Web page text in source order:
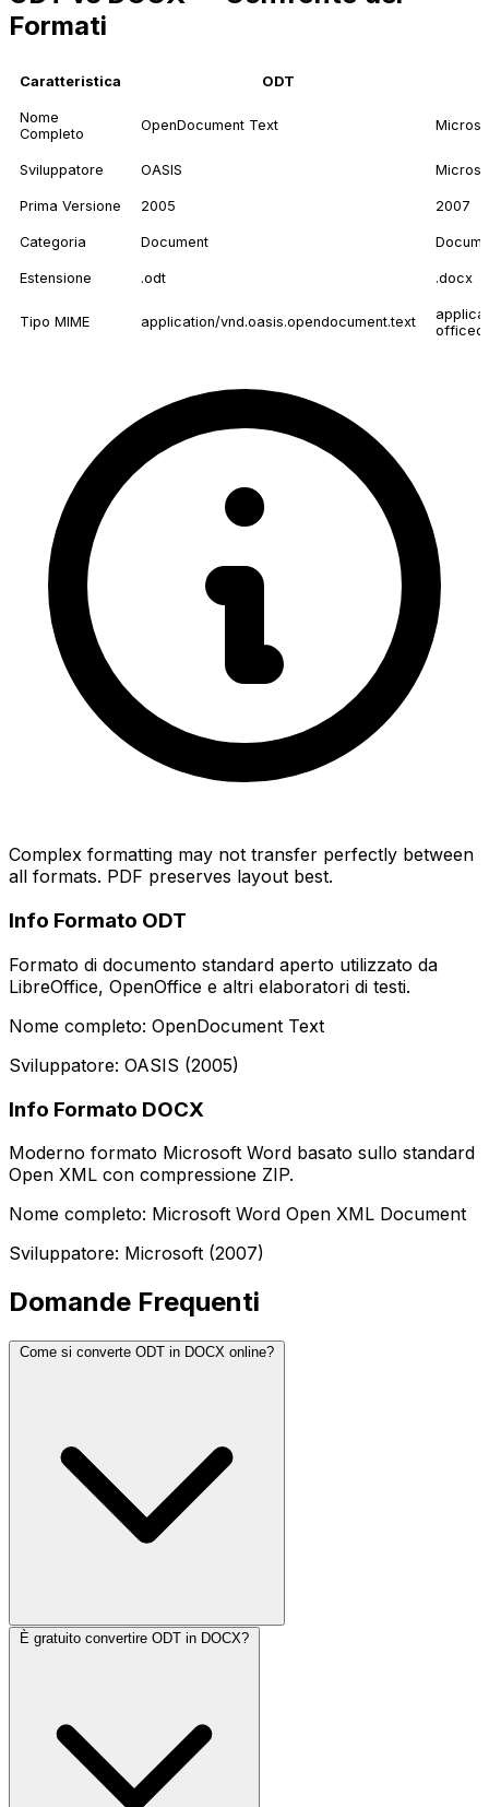
Formati
Caratteristica ODT
Nome
Completo
OpenDocument Text
Sviluppatore OASIS
Prima Versione 2005 2007
Categoria Document
Estensione .odt .docx
Tipo MIME application/vnd.oasis.opendocument.text
Complex formatting may not transfer perfectly between
all formats. PDF preserves layout best.
Info Formato ODT
Formato di documento standard aperto utilizzato da
LibreOffice, OpenOffice e altri elaboratori di testi.
Nome completo: OpenDocument Text
Sviluppatore: OASIS (2005)
Info Formato DOCX
Moderno formato Microsoft Word basato sullo standard
Open XML con compressione ZIP.
Nome completo: Microsoft Word Open XML Document
Sviluppatore: Microsoft (2007)
Domande Frequenti
Come si converte ODT in DOCX online?
È gratuito convertire ODT in DOCX?